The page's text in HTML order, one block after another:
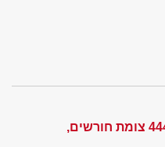
כביש 444 צומת חורשים,